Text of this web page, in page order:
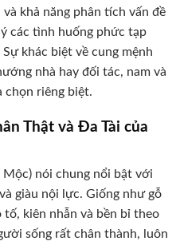
khả năng phân tích vấn đề
các tình huống phức tạp
khác biệt về cung mệnh
nhà hay đối tác, nam và
chọn riêng biệt.
Thật và Đa Tài của
nói chung nổi bật với
giàu nội lực. Giống như gỗ
kiên nhẫn và bền bỉ theo
sống rất chân thành, luôn